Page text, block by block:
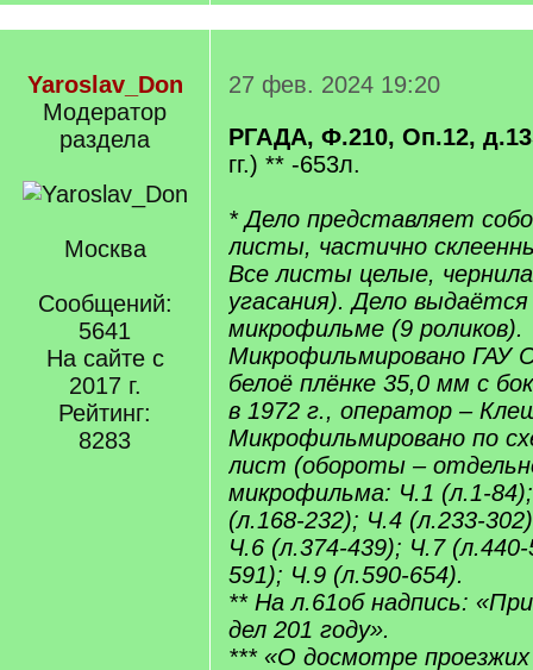
Yaroslav_Don
Модератор
раздела
Москва
Сообщений:
5641
На сайте с
2017 г.
Рейтинг:
8283
27 фев. 2024 19:20
РГАДА, Ф.210, Оп.12,
гг.) ** -653л.
* Дело представляет
листы, частично
Все листы целые,
угасания). Дело выдаётся
микрофильме (9 роликов).
Микрофильмировано ГАУ
белоё плёнке 35,0 мм с
в 1972 г., оператор –
Микрофильмировано по
лист (обороты –
микрофильма: Ч.1 (л.1-
(л.168-232); Ч.4 (л.233-
Ч.6 (л.374-439); Ч.7
591); Ч.9 (л.590-654).
** На л.61об надпись:
дел 201 году».
*** «О досмотре